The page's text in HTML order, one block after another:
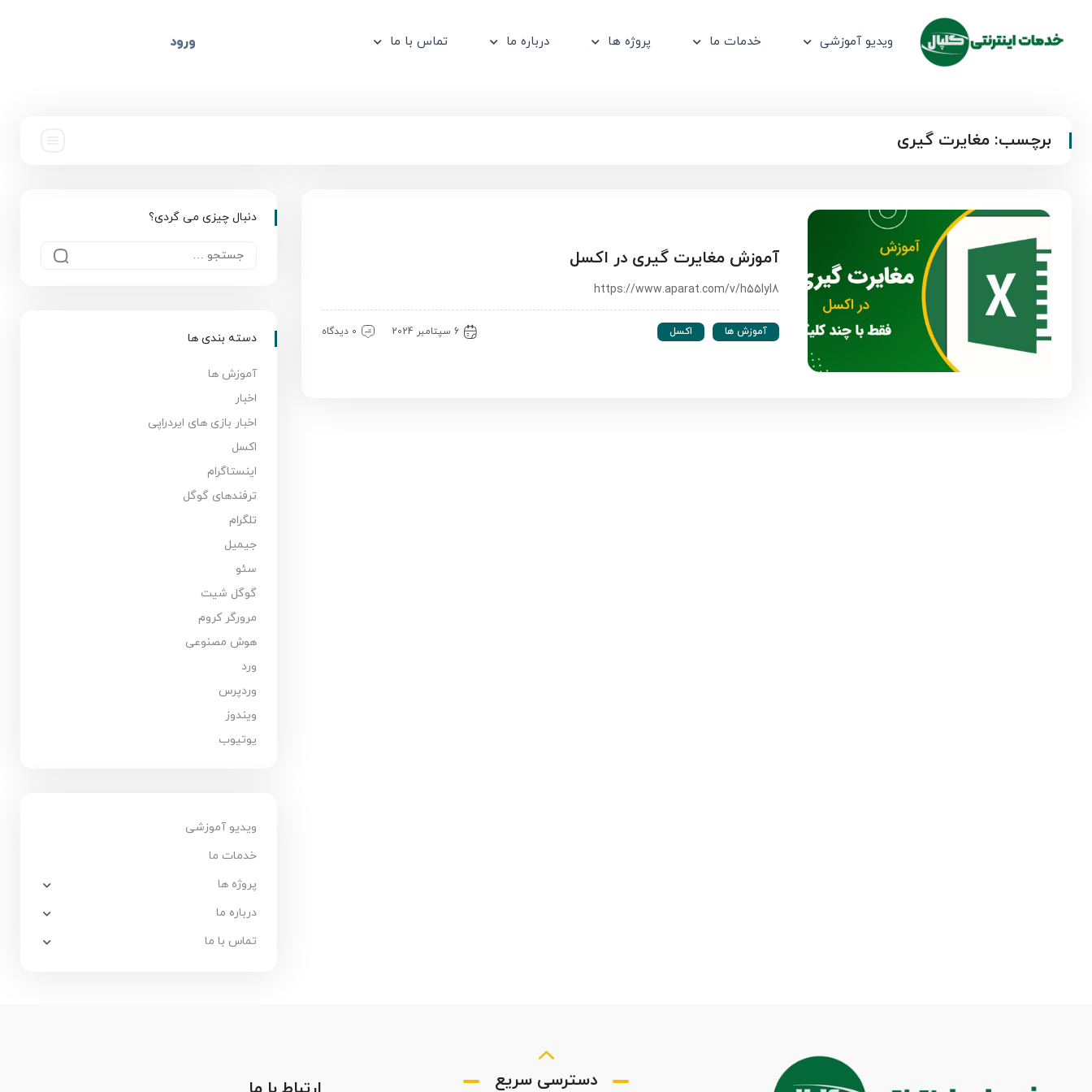
ویدیو آموزشی خدمات ما پروژه ها درباره ما تماس با ما ورود
برچسب: مغایرت گیری
آموزش مغایرت گیری در اکسل
https://www.aparat.com/v/h55lyl8
آموزش ها اکسل 6 سپتامبر 2024 0 دیدگاه
دنبال چیزی می گردی؟
دسته بندی ها
آموزش ها
اخبار
اخبار بازی های ایردراپی
اکسل
اینستاگرام
ترفندهای گوگل
تلگرام
جیمیل
سئو
گوگل شیت
مرورگر کروم
هوش مصنوعی
ورد
وردپرس
ویندوز
یوتیوب
ویدیو آموزشی
خدمات ما
پروژه ها
درباره ما
تماس با ما
دسترسی سریع